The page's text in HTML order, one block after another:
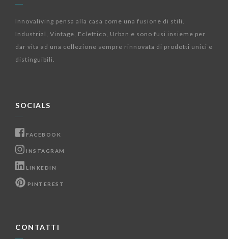
Innovaliving pensa alla casa come una fusione di stili.
Industrial, Vintage, Eclettico, Urban e sono fusi insieme per
dar vita ad una collezione sempre rinnovata di prodotti unici e
distinguibili.
SOCIALS
FACEBOOK
INSTAGRAM
LINKEDIN
PINTEREST
CONTATTI